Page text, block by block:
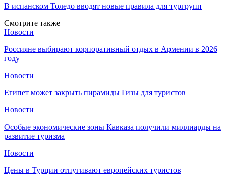
В испанском Толедо вводят новые правила для тургрупп
Смотрите также
Новости
Россияне выбирают корпоративный отдых в Армении в 2026
году
Новости
Египет может закрыть пирамиды Гизы для туристов
Новости
Особые экономические зоны Кавказа получили миллиарды на
развитие туризма
Новости
Цены в Турции отпугивают европейских туристов